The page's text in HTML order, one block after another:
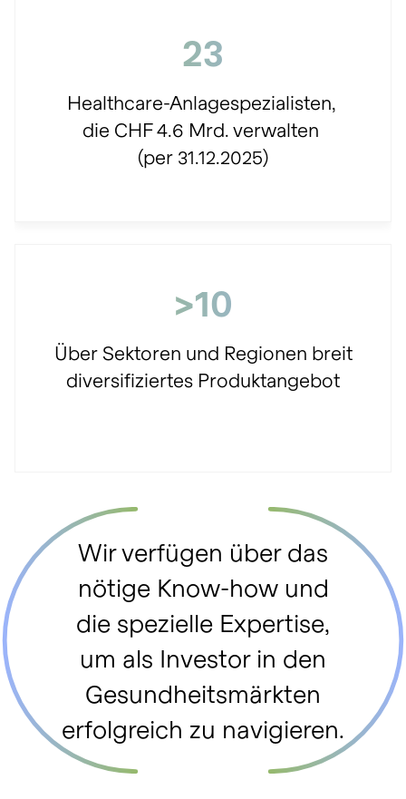
23
Healthcare-Anlagespezialisten,
die CHF 4.6 Mrd. verwalten
(per 31.12.2025)
>10
Über Sektoren und Regionen breit
diversifiziertes Produktangebot
Wir verfügen über das
nötige Know-how und
die spezielle Expertise,
um als Investor in den
Gesundheitsmärkten
erfolgreich zu navigieren.